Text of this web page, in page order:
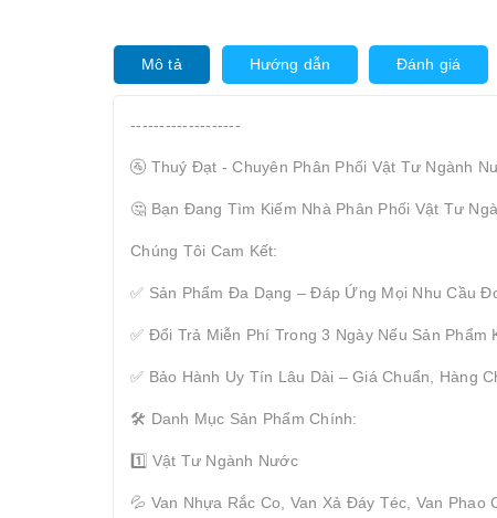
Mô tả Hướng dẫn Đánh giá
-------------------
🚰 Thuý Đạt - Chuyên Phân Phối Vật Tư Ngành
🤔 Bạn Đang Tìm Kiếm Nhà Phân Phối Vật Tư
Chúng Tôi Cam Kết:
✅ Sản Phẩm Đa Dạng – Đáp Ứng Mọi Nhu Cầu
✅ Đổi Trả Miễn Phí Trong 3 Ngày Nếu Sản Phẩm
✅ Bảo Hành Uy Tín Lâu Dài – Giá Chuẩn, Hàng
🛠 Danh Mục Sản Phẩm Chính:
1️⃣ Vật Tư Ngành Nước
💦 Van Nhựa Rắc Co, Van Xả Đáy Téc, Van